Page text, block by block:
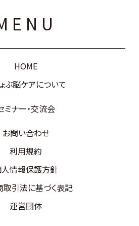
HOME
ぶ脳ケアについて
ミナー・交流会
お問い合わせ
利用規約
情報保護方針
取引法に基づく表記
運営団体